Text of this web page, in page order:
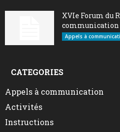
XVIe Forum du
communication
Appels à
CATEGORIES
Appels à communication
Activités
Instructions